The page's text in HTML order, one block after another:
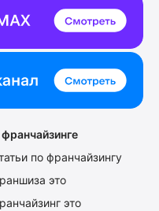
по франчайзингу
это
это